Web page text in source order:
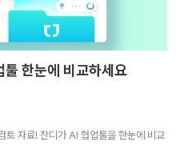
한눈에 비교하세요
토 자료! 잔디가 AI 협업툴을 한눈에 비교